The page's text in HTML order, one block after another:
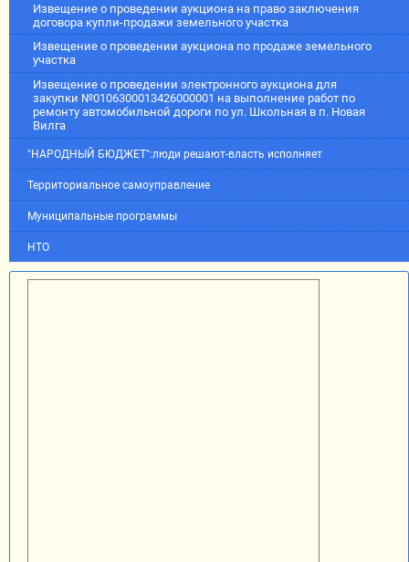
Извещение о проведении аукциона на право заключения
договора купли-продажи земельного участка
Извещение о проведении аукциона по продаже земельного
участка
Извещение о проведении электронного аукциона для
закупки №0106300013426000001 на выполнение работ по
ремонту автомобильной дороги по ул. Школьная в п. Новая
Вилга
"НАРОДНЫЙ БЮДЖЕТ":люди решают-власть исполняет
Территориальное самоуправление
Муниципальные программы
НТО